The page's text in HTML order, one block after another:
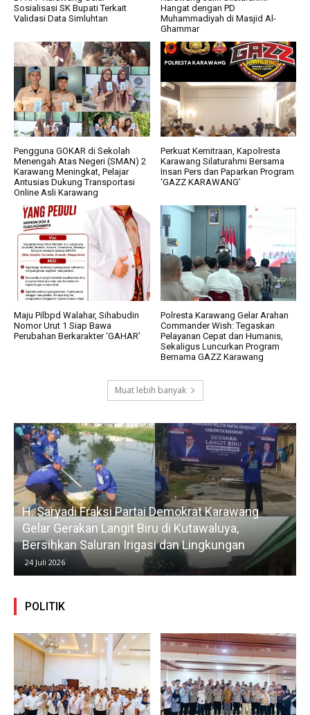
Sosialisasi SK Bupati Terkait
Validasi Data Simluhtan
Hangat dengan PD
Muhammadiyah di Masjid Al-
Ghammar
Pengguna GOKAR di Sekolah
Menengah Atas Negeri (SMAN) 2
Karawang Meningkat, Pelajar
Antusias Dukung Transportasi
Online Asli Karawang
Perkuat Kemitraan, Kapolresta
Karawang Silaturahmi Bersama
Insan Pers dan Paparkan Program
‘GAZZ KARAWANG’
Maju Pilbpd Walahar, Sihabudin
Nomor Urut 1 Siap Bawa
Perubahan Berkarakter ‘GAHAR’
Polresta Karawang Gelar Arahan
Commander Wish: Tegaskan
Pelayanan Cepat dan Humanis,
Sekaligus Luncurkan Program
Bernama GAZZ Karawang
Muat lebih banyak
H. Saryadi Fraksi Partai Demokrat Karawang
Gelar Gerakan Langit Biru di Kutawaluya,
Bersihkan Saluran Irigasi dan Lingkungan
24 Juli 2026
POLITIK